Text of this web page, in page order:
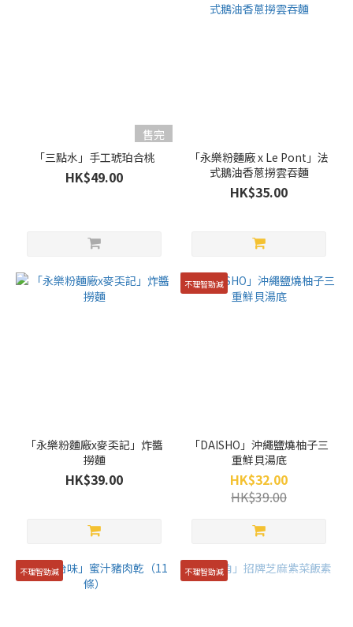
售完
「三點水」手工琥珀合桃
HK$49.00
「永樂粉麵廠 x Le Pont」法
式鵝油香蔥撈雲吞麵
HK$35.00
「永樂粉麵廠x麥奀記」炸醬
撈麵
HK$39.00
不理智勁減
「DAISHO」沖繩鹽燒柚子三
重鮮貝湯底
HK$32.00
HK$39.00
不理智勁減 不理智勁減